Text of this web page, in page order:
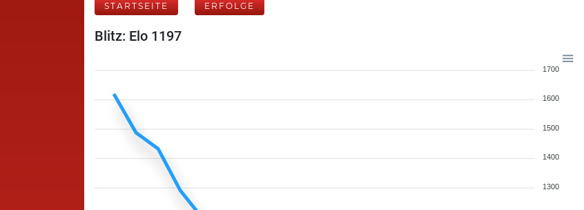
STARTSEITE ERFOLGE
Blitz: Elo 1197
1700
1600
1500
1400
1300